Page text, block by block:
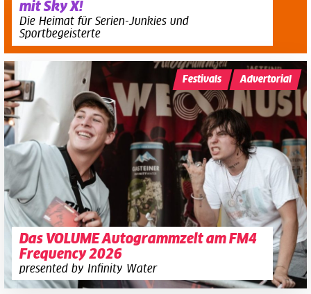
mit Sky X!
Die Heimat für Serien-Junkies und
Sportbegeisterte
Das VOLUME Autogrammzelt am FM4
Frequency 2026
presented by Infinity Water
Festivals Advertorial